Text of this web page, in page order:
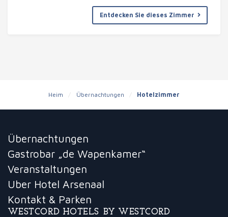
Entdecken Sie dieses Zimmer
Heim / Übernachtungen / Hotelzimmer
Übernachtungen
Gastrobar „de Wapenkamer“
Veranstaltungen
Uber Hotel Arsenaal
Kontakt & Parken
WESTCORD HOTELS BY WESTCORD